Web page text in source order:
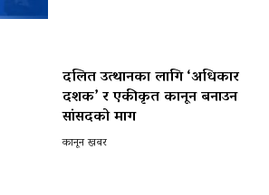
दलित उत्थानका लागि ‘अधिकार
दशक’ र एकीकृत कानून बनाउन
सांसदको माग
कानून खबर